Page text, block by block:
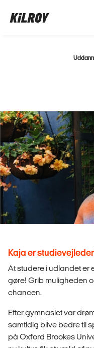
Kaja er
At studere i udlandet er
gøre! Grib muligheden
chancen.
Efter gymnasiet var
samtidig blive bedre til
på Oxford Brookes